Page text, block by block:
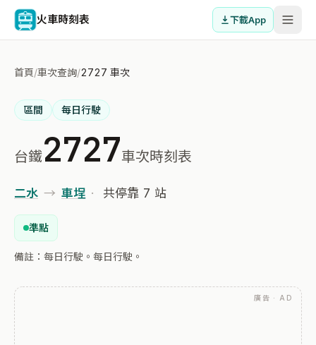
火車時刻表 下載App
首頁/車次查詢/2727 車次
區間 每日行駛
台鐵2727車次時刻表
二水 → 車埕 · 共停靠 7 站
準點
備註：每日行駛。每日行駛。
廣告 · AD